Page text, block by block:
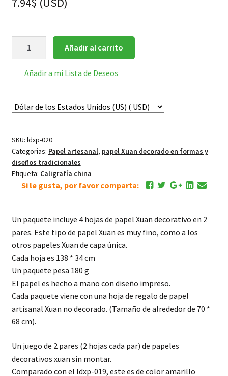
020)
Añadir al carrito
Añadir a mi Lista de Deseos
SKU: ldxp-020
Categorías: Papel artesanal, papel Xuan decorado en formas y
diseños tradicionales
Etiqueta: Caligrafía china
Si le gusta, por favor comparta:
Un paquete incluye 4 hojas de papel Xuan decorativo en 2
pares. Este tipo de papel Xuan es muy fino, como a los
otros papeles Xuan de capa única.
Cada hoja es 138 * 34 cm
Un paquete pesa 180 g
El papel es hecho a mano con diseño impreso.
Cada paquete viene con una hoja de regalo de papel
artisanal Xuan no decorado. (Tamaño de alrededor de 70 *
68 cm).
Un juego de 2 pares (2 hojas cada par) de papeles
decorativos xuan sin montar.
Comparado con el ldxp-019, este es de color amarillo